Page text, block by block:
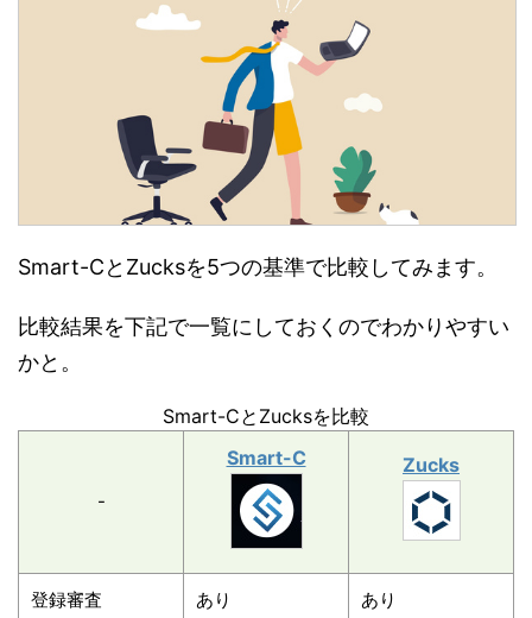
Smart-CとZucksを5つの基準で比較してみます。
比較結果を下記で一覧にしておくのでわかりやすい
かと。
Smart-CとZucksを比較
-
Smart-C Zucks
登録審査 あり あり